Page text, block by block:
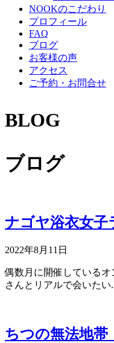
NOOKのこだわり
プロフィール
FAQ
ブログ
お客様の声
アクセス
ご予約・お問合せ
BLOG
ブログ
ナゴヤ浴衣女子
2022年8月11日
偶数月に開催している
さんとリアルで会いたい
ちつの無法地